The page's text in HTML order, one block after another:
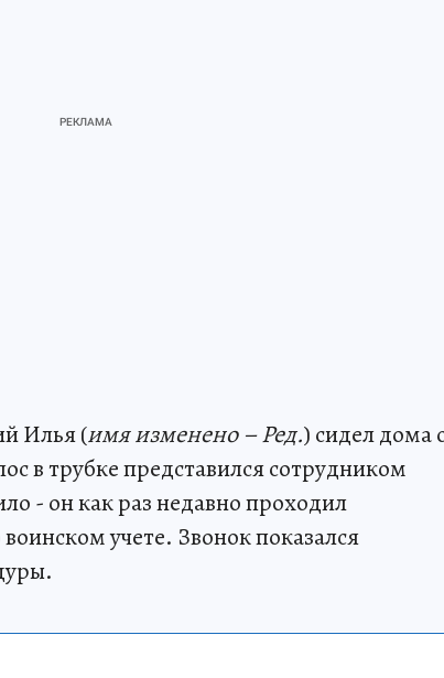
Илья (имя изменено – Ред.) сидел дома
в трубке представился сотрудником
- он как раз недавно проходил
учете. Звонок показался